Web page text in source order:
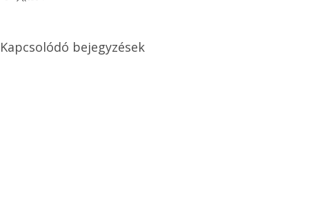
Kapcsolódó bejegyzések